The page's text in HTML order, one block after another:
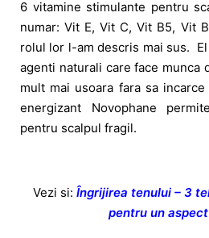
6 vitamine stimulante pentru
numar: Vit E, Vit C, Vit B5, Vit
rolul lor l-am descris mai sus.
agenti naturali care face munca
mult mai usoara fara sa
energizant Novophane
pentru scalpul fragil.
Vezi si: Îngrijirea tenului – 3
pentru un